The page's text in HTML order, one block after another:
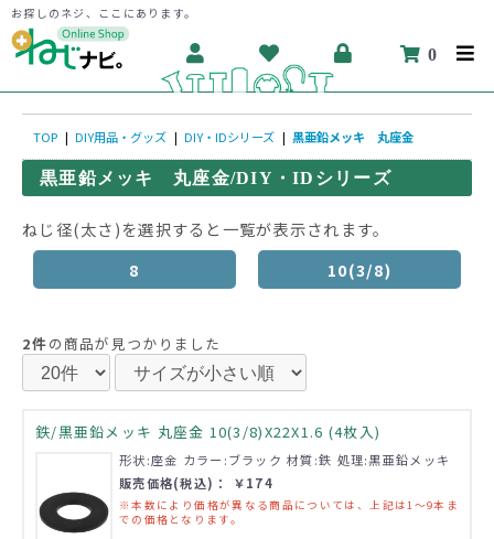
お探しのネジ、ここにあります。
0
TOP | DIY用品・グッズ | DIY・IDシリーズ | 黒亜鉛メッキ 丸座金
黒亜鉛メッキ 丸座金/DIY・IDシリーズ
ねじ径(太さ)を選択すると一覧が表示されます。
8
10(3/8)
2件の商品が見つかりました
鉄/黒亜鉛メッキ 丸座金 10(3/8)X22X1.6 (4枚入)
形状:座金 カラー:ブラック 材質:鉄 処理:黒亜鉛メッキ
販売価格(税込)： ￥174
※本数により価格が異なる商品については、上記は1～9本ま
での価格となります。